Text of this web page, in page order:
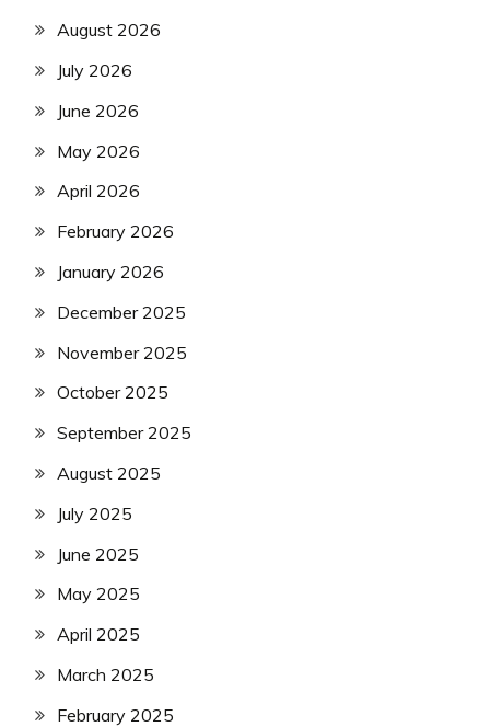
August 2026
July 2026
June 2026
May 2026
April 2026
February 2026
January 2026
December 2025
November 2025
October 2025
September 2025
August 2025
July 2025
June 2025
May 2025
April 2025
March 2025
February 2025